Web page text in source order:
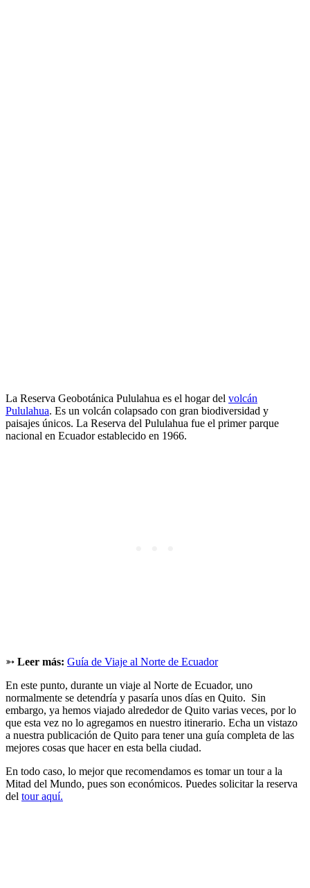
La Reserva Geobotánica Pululahua es el hogar del volcán
Pululahua. Es un volcán colapsado con gran biodiversidad y
paisajes únicos. La Reserva del Pululahua fue el primer parque
nacional en Ecuador establecido en 1966.
➳ Leer más: Guía de Viaje al Norte de Ecuador
En este punto, durante un viaje al Norte de Ecuador, uno
normalmente se detendría y pasaría unos días en Quito. Sin
embargo, ya hemos viajado alrededor de Quito varias veces, por lo
que esta vez no lo agregamos en nuestro itinerario. Echa un vistazo
a nuestra publicación de Quito para tener una guía completa de las
mejores cosas que hacer en esta bella ciudad.
En todo caso, lo mejor que recomendamos es tomar un tour a la
Mitad del Mundo, pues son económicos. Puedes solicitar la reserva
del tour aquí.